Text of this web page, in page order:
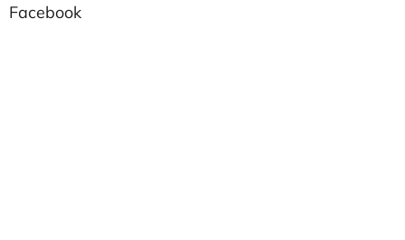
Facebook